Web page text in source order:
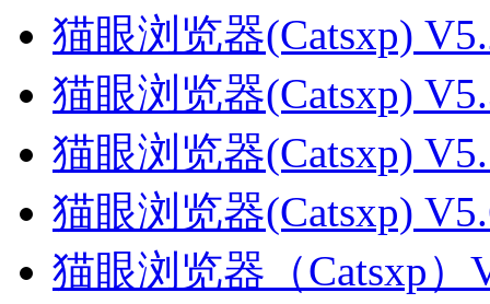
猫眼浏览器(Catsxp)
猫眼浏览器(Catsxp)
猫眼浏览器(Catsxp)
猫眼浏览器(Catsxp)
猫眼浏览器（Catsxp）